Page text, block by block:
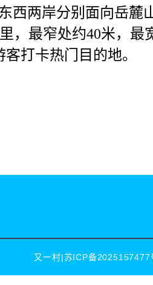
西两岸分别面向岳麓
，最窄处约40米，最
打卡热门目的地。
又一村|苏ICP备2025157477